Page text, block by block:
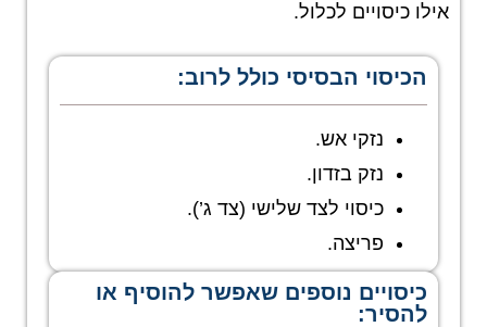
אילו כיסויים לכלול.
הכיסוי הבסיסי כולל לרוב:
נזקי אש.
נזק בזדון.
כיסוי לצד שלישי (צד ג’).
פריצה.
כיסויים נוספים שאפשר להוסיף או
להסיר: